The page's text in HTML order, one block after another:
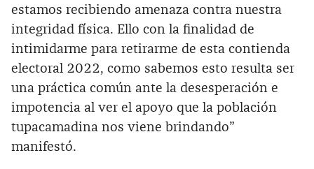
estamos recibiendo amenaza contra nuestra
integridad física. Ello con la finalidad de
intimidarme para retirarme de esta contienda
electoral 2022, como sabemos esto resulta ser
una práctica común ante la desesperación e
impotencia al ver el apoyo que la población
tupacamadina nos viene brindando”
manifestó.